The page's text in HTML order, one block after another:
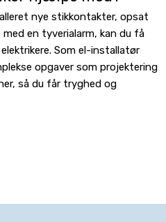
nye stikkontakter, opsat
en tyverialarm, kan du få
Som el-installatør
opgaver som projektering
så du får tryghed og